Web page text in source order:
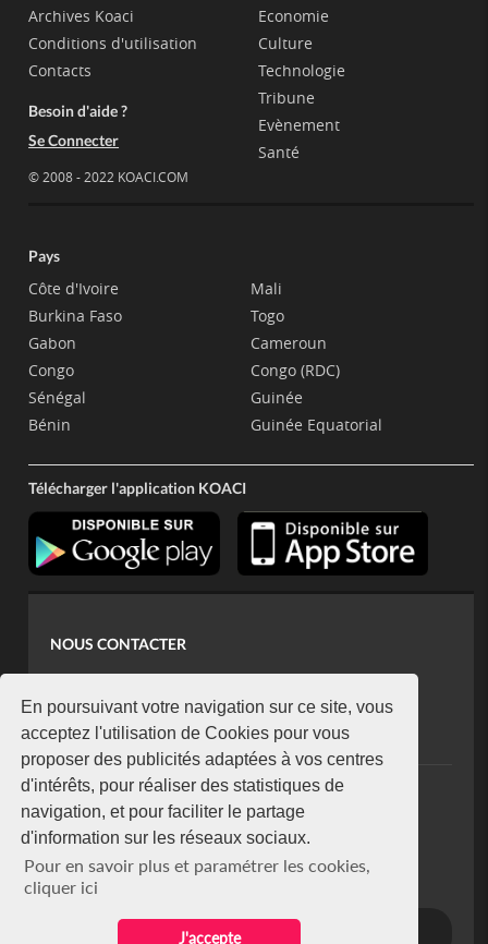
En poursuivant votre navigation sur ce site, vous
acceptez l'utilisation de Cookies pour vous
proposer des publicités adaptées à vos centres
d'intérêts, pour réaliser des statistiques de
navigation, et pour faciliter le partage
d'information sur les réseaux sociaux.
Pour en savoir plus et paramétrer les cookies,
cliquer ici
J'accepte
Archives Koaci
Conditions d'utilisation
Contacts
Besoin d'aide ?
Se Connecter
© 2008 - 2022 KOACI.COM
Economie
Culture
Technologie
Tribune
Evènement
Santé
Pays
Côte d'Ivoire
Burkina Faso
Gabon
Congo
Sénégal
Bénin
Mali
Togo
Cameroun
Congo (RDC)
Guinée
Guinée Equatorial
Télécharger l'application KOACI
NOUS CONTACTER
koaci@yahoo.fr
+225 07 08 85 52 93
NEWSLETTER
Restez connecté via notre newsletter
S'abonner
Se désabonner